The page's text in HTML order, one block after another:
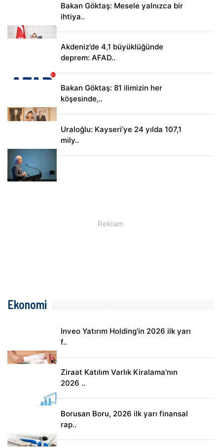
Bakan Göktaş: Mesele yalnızca bir
ihtiya..
Akdeniz’de 4,1 büyüklüğünde
deprem: AFAD..
Bakan Göktaş: 81 ilimizin her
köşesinde,..
Uraloğlu: Kayseri’ye 24 yılda 107,1
mily..
Ekonomi
Inveo Yatırım Holding'in 2026 ilk yarı
f..
Ziraat Katılım Varlık Kiralama'nın
2026 ..
Borusan Boru, 2026 ilk yarı finansal
rap..